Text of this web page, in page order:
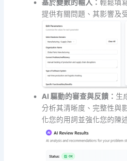
基於變數的輸入：輕鬆填
提供有關問題、其影響及
AI 驅動的審查與反饋： 生
分析其清晰度、完整性與
化您的用詞並強化您的陳